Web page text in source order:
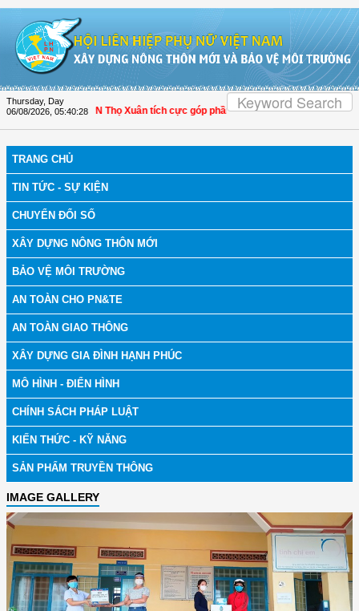
Thursday, Day
06/08/2026 05:40:29
Hóa: Hội LHPN Thọ Xuân tích cực góp phần nâng cao tỷ lệ người dân
TRANG CHỦ
TIN TỨC - SỰ KIỆN
CHUYỂN ĐỔI SỐ
XÂY DỰNG NÔNG THÔN MỚI
BẢO VỆ MÔI TRƯỜNG
AN TOÀN CHO PN&TE
AN TOÀN GIAO THÔNG
XÂY DỰNG GIA ĐÌNH HẠNH PHÚC
MÔ HÌNH - ĐIỂN HÌNH
CHÍNH SÁCH PHÁP LUẬT
KIẾN THỨC - KỸ NĂNG
SẢN PHẨM TRUYỀN THÔNG
IMAGE GALLERY